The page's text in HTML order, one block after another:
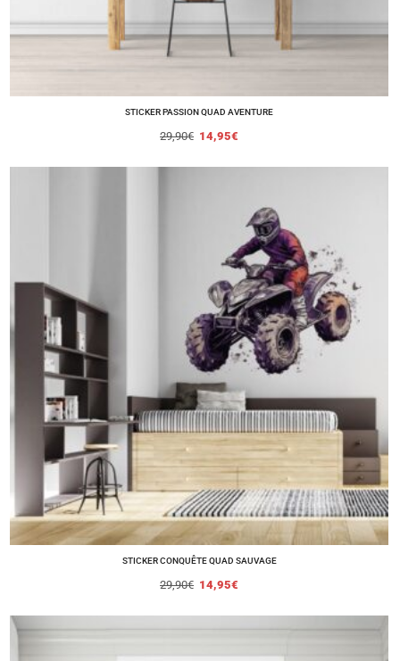
STICKER PASSION QUAD AVENTURE
29,90€ 14,95€
STICKER CONQUÊTE QUAD SAUVAGE
29,90€ 14,95€